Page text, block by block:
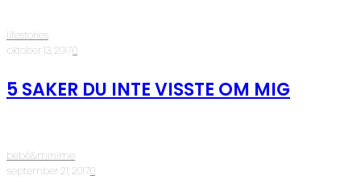
lifestories
·oktober 13, 2017·0
5 SAKER DU INTE VISSTE OM MIG
bebé&minime
·september 21, 2017·0